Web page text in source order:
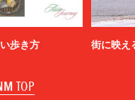
歩き方 街に映え
TOP